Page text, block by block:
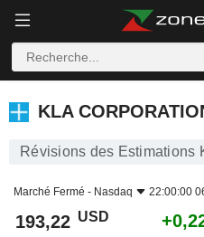
KLA CORPORATION
KLA
Révisions des Estimations
Marché Fermé - Nasdaq 22:00:00
193,22 USD